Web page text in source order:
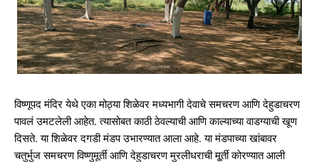
विष्णूपद मंदिर येथे एका मोठ्या शिळेवर मध्यभागी देवाचे समचरण आणि देहुडाचरण
पावलं उमटलेली आहेत. त्यासोबत काठी ठेवल्याची आणि काल्याच्या वाडग्याची खूण
दिसते. या शिळेवर दगडी मंडप उभारण्यात आला आहे. या मंडपाच्या खांबावर
चतुर्भुज समचरण विष्णुमूर्ती आणि देहुडाचरण मुरलीधराची मू्र्ती कोरण्यात आली